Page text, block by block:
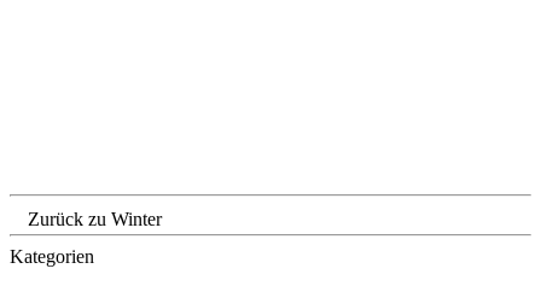
Zurück zu Winter
Kategorien